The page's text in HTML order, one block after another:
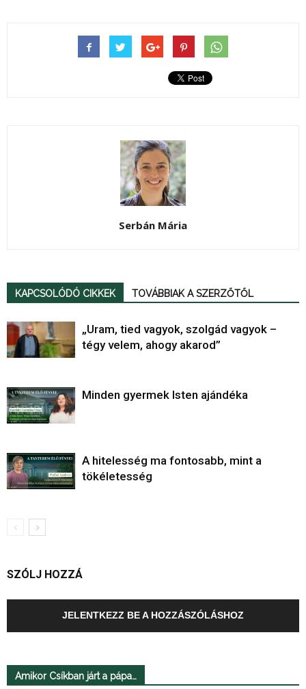
Serbán Mária
KAPCSOLÓDÓ CIKKEK TOVÁBBIAK A SZERZŐTŐL
„Uram, tied vagyok, szolgád vagyok –
tégy velem, ahogy akarod”
Minden gyermek Isten ajándéka
A hitelesség ma fontosabb, mint a
tökéletesség
SZÓLJ HOZZÁ
JELENTKEZZ BE A HOZZÁSZÓLÁSHOZ
Amikor Csíkban járt a pápa…